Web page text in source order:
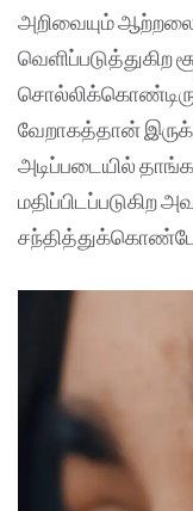
அறிவையும்
வெளிப்படுத்துகிற
வேறாகத்தான்
அடிப்படையில்
மதிப்பிடப்படுகிற
சந்தித்துக்கொண்டே